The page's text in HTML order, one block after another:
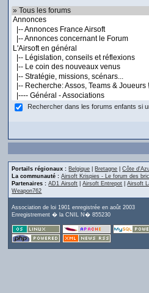
Rechercher dans les forums enfants si
Portails régionaux : Belgique Bretagne |Côte
La communauté : Airsoft Krispies - Le forum des
Partenaires : AD1 Airsoft |Airsoft Entrepot |Airsoft
Weapon762
Association de loi 1901 enregistrée en août 2003
Enregistrement � la CNIL N� 855230